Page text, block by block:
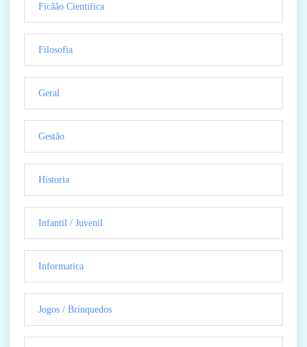
Ficãão Cientifica
Filosofia
Geral
Gestão
Historia
Infantil / Juvenil
Informatica
Jogos / Brinquedos